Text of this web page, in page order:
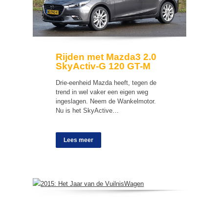
Rijden met Mazda3 2.0
SkyActiv-G 120 GT-M
Drie-eenheid Mazda heeft, tegen de
trend in wel vaker een eigen weg
ingeslagen. Neem de Wankelmotor.
Nu is het SkyActive…
Lees meer